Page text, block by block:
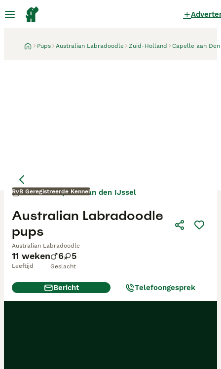
Pups Australian Labradoodle Zuid-Holland Capelle aan
RvB Geregistreerde Kennel
11 weken
Leeftijd
6 5
Geslacht
Australian Labradoodle
pups
Australian Labradoodle
3 weken Capelle aan den IJssel
Bericht Telefoongesprek